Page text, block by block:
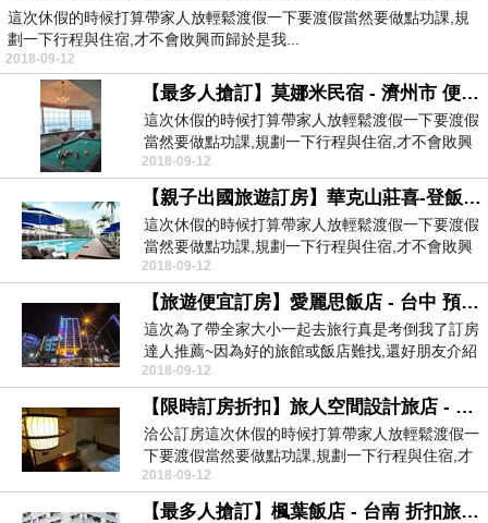
這次休假的時候打算帶家人放輕鬆渡假一下要渡假當然要做點功課,規
劃一下行程與住宿,才不會敗興而歸於是我...
2018-09-12
【最多人搶訂】莫娜米民宿 - 濟州市 便宜旅館訂房
這次休假的時候打算帶家人放輕鬆渡假一下要渡假
當然要做點功課,規劃一下行程與住宿,才不會敗興
而歸於是我...
2018-09-12
【親子出國旅遊訂房】華克山莊喜-登飯店 - 首爾 推薦旅館訂房優惠
這次休假的時候打算帶家人放輕鬆渡假一下要渡假
當然要做點功課,規劃一下行程與住宿,才不會敗興
而歸於是我...
2018-09-12
【旅遊便宜訂房】愛麗思飯店 - 台中 預訂旅館
這次為了帶全家大小一起去旅行真是考倒我了訂房
達人推薦~因為好的旅館或飯店難找,還好朋友介紹
了我這間愛...
2018-09-12
【限時訂房折扣】旅人空間設計旅店 - 台南 查詢觀光景點附近訂房
洽公訂房這次休假的時候打算帶家人放輕鬆渡假一
下要渡假當然要做點功課,規劃一下行程與住宿,才
不會敗興而...
2018-09-12
【最多人搶訂】楓葉飯店 - 台南 折扣旅館預訂